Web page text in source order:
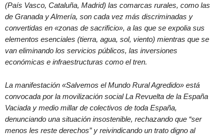
(País Vasco, Cataluña, Madrid) las comarcas rurales, como las
de Granada y Almería, son cada vez más discriminadas y
convertidas en «zonas de sacrificio», a las que se expolia sus
elementos esenciales (tierra, agua, sol, viento) mientras que se
van eliminando los servicios públicos, las inversiones
económicas e infraestructuras como el tren.
La manifestación «Salvemos el Mundo Rural Agredido» está
convocada por la movilización social La Revuelta de la España
Vaciada y medio millar de colectivos de toda España,
denunciando una situación insostenible, rechazando que “ser
menos les reste derechos” y reivindicando un trato digno al